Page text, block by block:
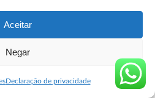
Aceitar
Negar
Declaração de privacidade